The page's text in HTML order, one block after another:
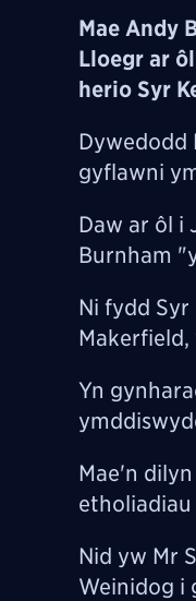
Mae Andy
Lloegr ar
herio Syr
Dywedodd
gyflawni
Daw ar ôl i
Burnham
Ni fydd
Yn
Mae'n
Nid yw Mr
Weinidog i